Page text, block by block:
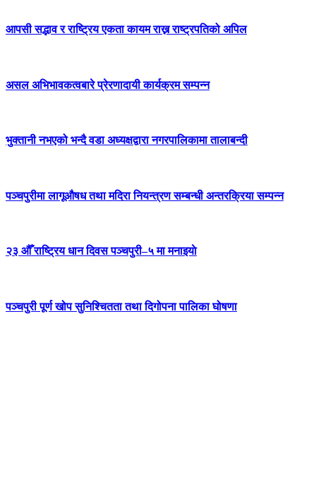
आपसी सद्भाव र राष्ट्रिय एकता कायम राख्न राष्ट्रपतिको अपिल
असल अभिभावकत्वबारे प्रेरणादायी कार्यक्रम सम्पन्न
भुक्तानी नभएको भन्दै वडा अध्यक्षद्वारा नगरपालिकामा तालाबन्दी
पञ्चपुरीमा लागूऔषध तथा मदिरा नियन्त्रण सम्बन्धी अन्तरक्रिया सम्पन्न
२३ औँ राष्ट्रिय धान दिवस पञ्चपुरी–५ मा मनाइयाे
पञ्चपुरी पूर्ण खोप सुनिश्चितता तथा दिगोपना पालिका घोषणा